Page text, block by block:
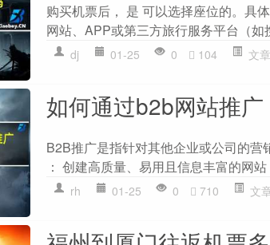
购买机票后， 是 可以选择座位的。具
网站、APP或第三方旅行服务平台（如
dj 01-25 0 104 文
如何通过b2b网站推广
B2B推广是指针对其他企业或公司的
： 创建高质量、易用且信息丰富的网
rh 01-25 0 710 文